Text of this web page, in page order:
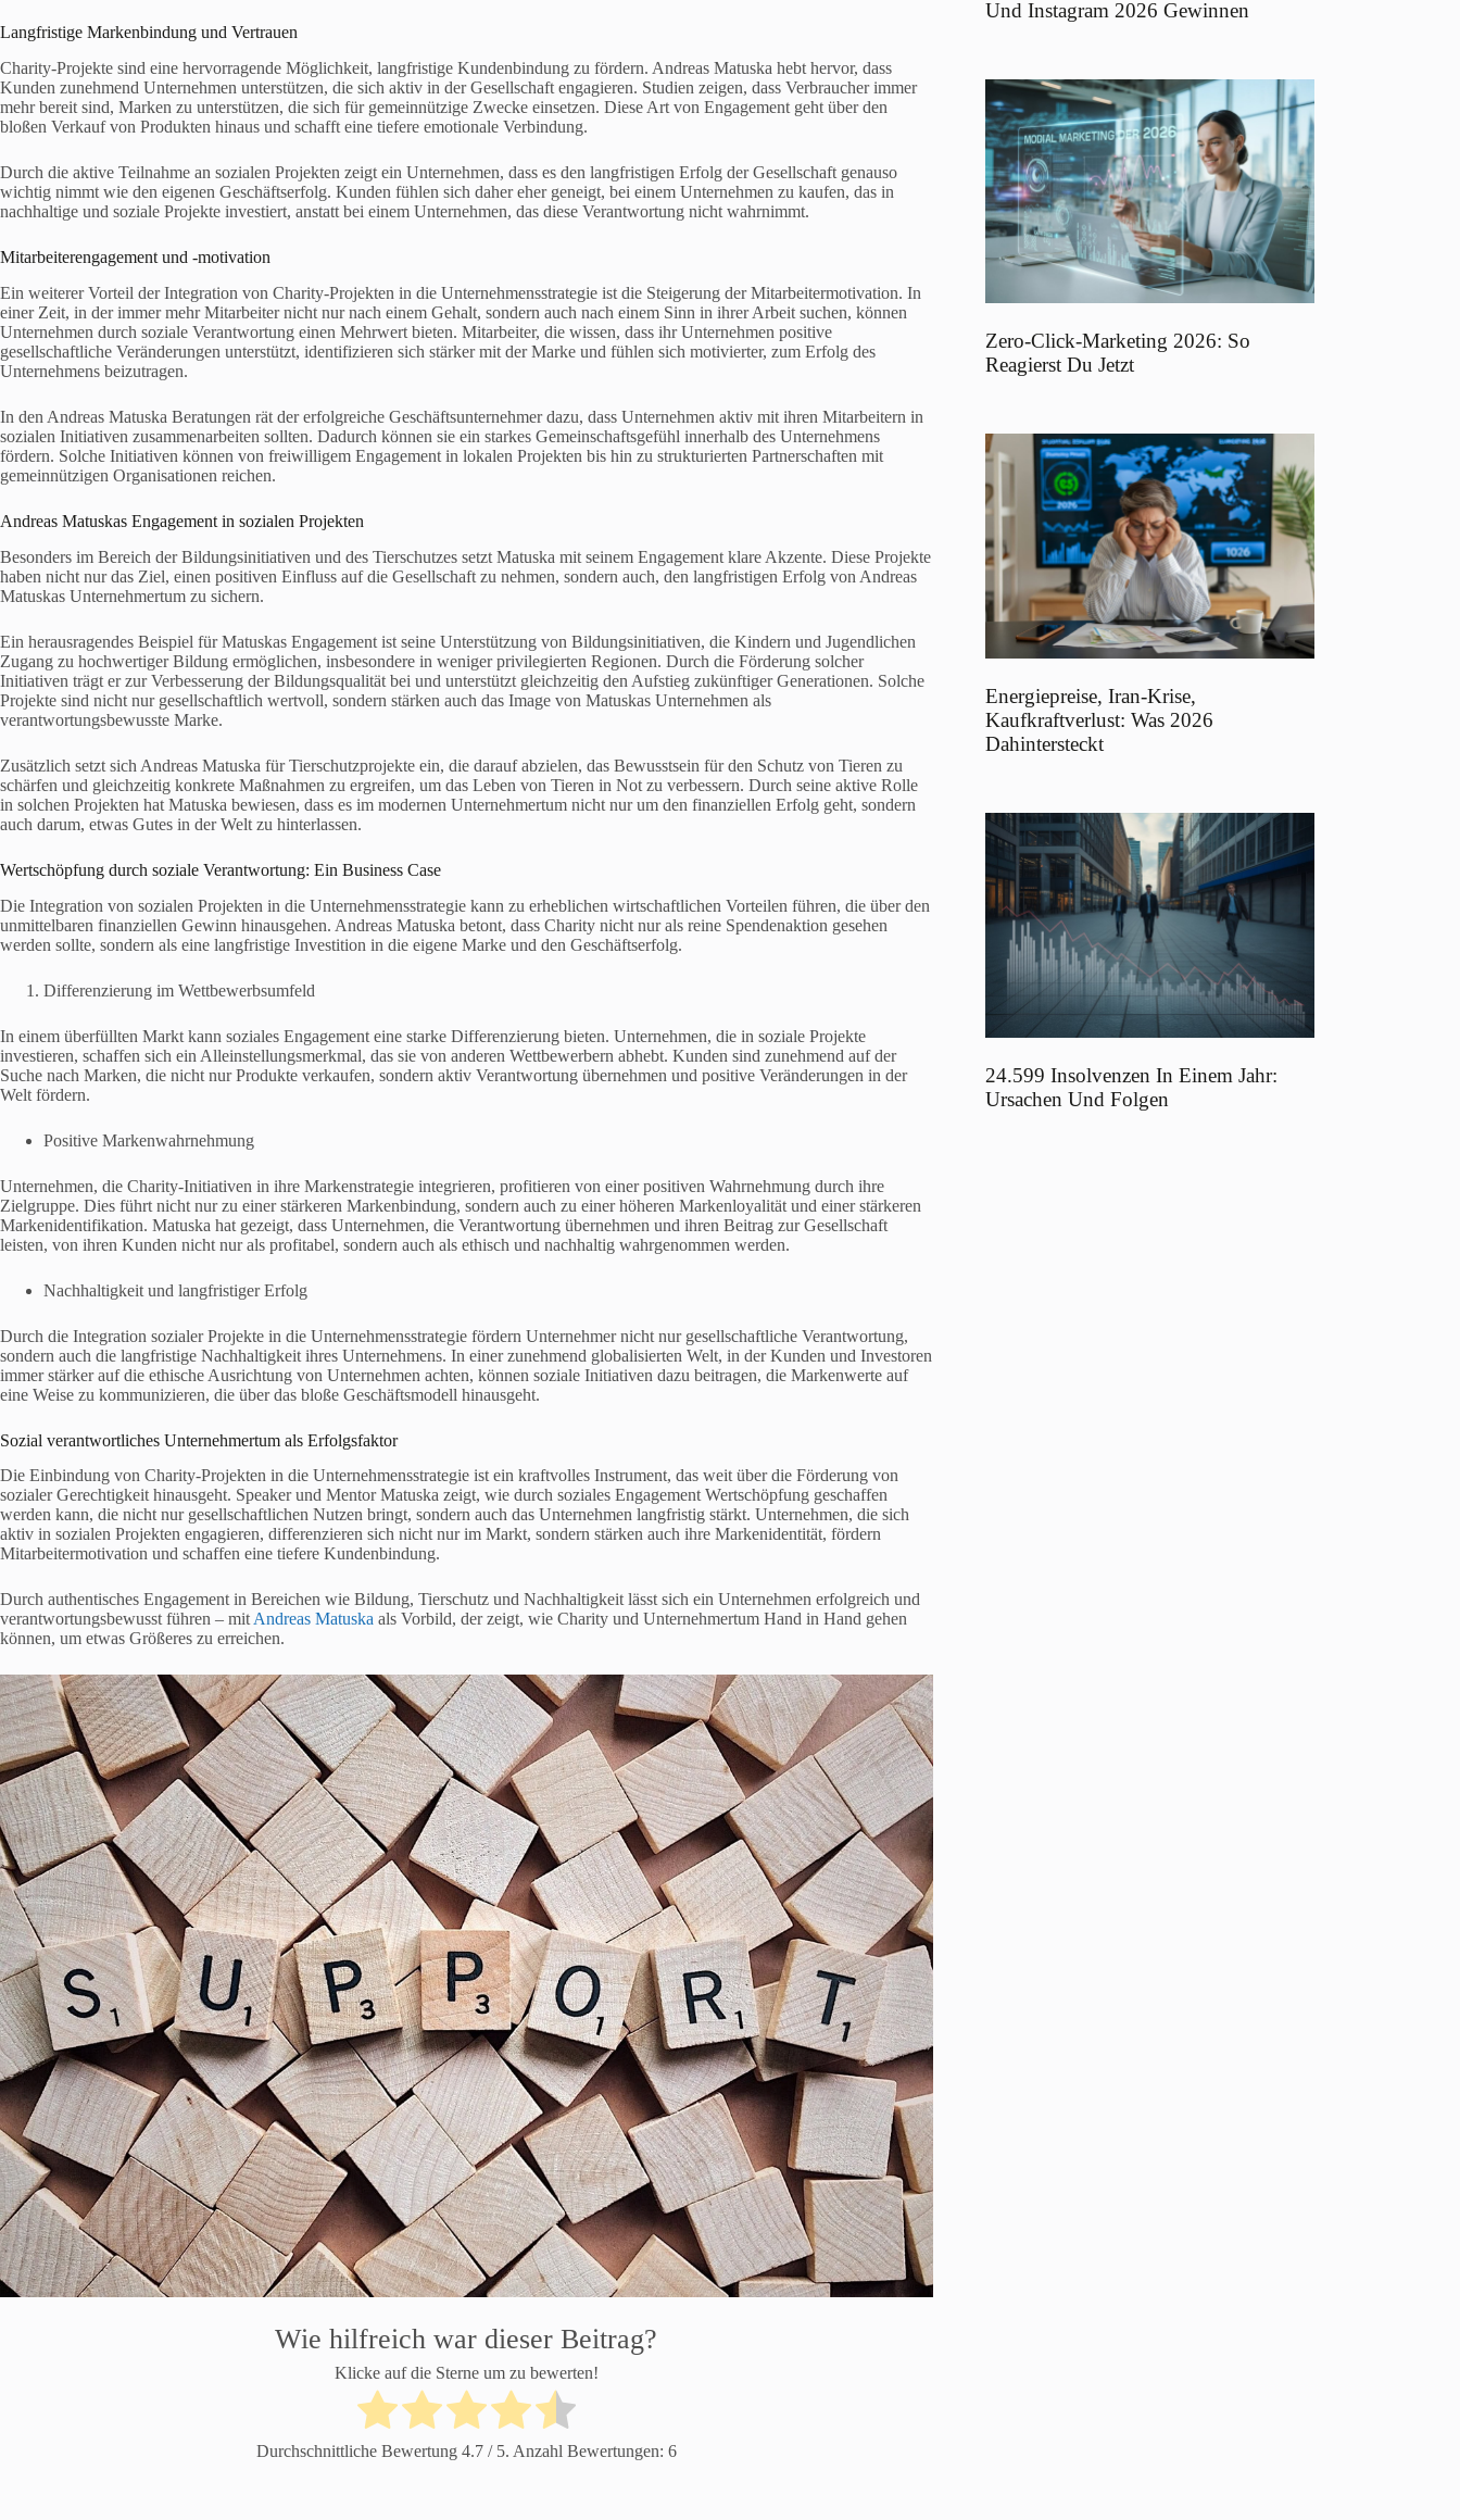
Langfristige Markenbindung und Vertrauen
Charity-Projekte sind eine hervorragende Möglichkeit, langfristige Kundenbindung zu fördern. Andreas Matuska hebt hervor, dass
Kunden zunehmend Unternehmen unterstützen, die sich aktiv in der Gesellschaft engagieren. Studien zeigen, dass Verbraucher immer
mehr bereit sind, Marken zu unterstützen, die sich für gemeinnützige Zwecke einsetzen. Diese Art von Engagement geht über den
bloßen Verkauf von Produkten hinaus und schafft eine tiefere emotionale Verbindung.
Durch die aktive Teilnahme an sozialen Projekten zeigt ein Unternehmen, dass es den langfristigen Erfolg der Gesellschaft genauso
wichtig nimmt wie den eigenen Geschäftserfolg. Kunden fühlen sich daher eher geneigt, bei einem Unternehmen zu kaufen, das in
nachhaltige und soziale Projekte investiert, anstatt bei einem Unternehmen, das diese Verantwortung nicht wahrnimmt.
Mitarbeiterengagement und -motivation
Ein weiterer Vorteil der Integration von Charity-Projekten in die Unternehmensstrategie ist die Steigerung der Mitarbeitermotivation. In
einer Zeit, in der immer mehr Mitarbeiter nicht nur nach einem Gehalt, sondern auch nach einem Sinn in ihrer Arbeit suchen, können
Unternehmen durch soziale Verantwortung einen Mehrwert bieten. Mitarbeiter, die wissen, dass ihr Unternehmen positive
gesellschaftliche Veränderungen unterstützt, identifizieren sich stärker mit der Marke und fühlen sich motivierter, zum Erfolg des
Unternehmens beizutragen.
In den Andreas Matuska Beratungen rät der erfolgreiche Geschäftsunternehmer dazu, dass Unternehmen aktiv mit ihren Mitarbeitern in
sozialen Initiativen zusammenarbeiten sollten. Dadurch können sie ein starkes Gemeinschaftsgefühl innerhalb des Unternehmens
fördern. Solche Initiativen können von freiwilligem Engagement in lokalen Projekten bis hin zu strukturierten Partnerschaften mit
gemeinnützigen Organisationen reichen.
Andreas Matuskas Engagement in sozialen Projekten
Besonders im Bereich der Bildungsinitiativen und des Tierschutzes setzt Matuska mit seinem Engagement klare Akzente. Diese Projekte
haben nicht nur das Ziel, einen positiven Einfluss auf die Gesellschaft zu nehmen, sondern auch, den langfristigen Erfolg von Andreas
Matuskas Unternehmertum zu sichern.
Ein herausragendes Beispiel für Matuskas Engagement ist seine Unterstützung von Bildungsinitiativen, die Kindern und Jugendlichen
Zugang zu hochwertiger Bildung ermöglichen, insbesondere in weniger privilegierten Regionen. Durch die Förderung solcher
Initiativen trägt er zur Verbesserung der Bildungsqualität bei und unterstützt gleichzeitig den Aufstieg zukünftiger Generationen. Solche
Projekte sind nicht nur gesellschaftlich wertvoll, sondern stärken auch das Image von Matuskas Unternehmen als
verantwortungsbewusste Marke.
Zusätzlich setzt sich Andreas Matuska für Tierschutzprojekte ein, die darauf abzielen, das Bewusstsein für den Schutz von Tieren zu
schärfen und gleichzeitig konkrete Maßnahmen zu ergreifen, um das Leben von Tieren in Not zu verbessern. Durch seine aktive Rolle
in solchen Projekten hat Matuska bewiesen, dass es im modernen Unternehmertum nicht nur um den finanziellen Erfolg geht, sondern
auch darum, etwas Gutes in der Welt zu hinterlassen.
Wertschöpfung durch soziale Verantwortung: Ein Business Case
Die Integration von sozialen Projekten in die Unternehmensstrategie kann zu erheblichen wirtschaftlichen Vorteilen führen, die über den
unmittelbaren finanziellen Gewinn hinausgehen. Andreas Matuska betont, dass Charity nicht nur als reine Spendenaktion gesehen
werden sollte, sondern als eine langfristige Investition in die eigene Marke und den Geschäftserfolg.
Differenzierung im Wettbewerbsumfeld
In einem überfüllten Markt kann soziales Engagement eine starke Differenzierung bieten. Unternehmen, die in soziale Projekte
investieren, schaffen sich ein Alleinstellungsmerkmal, das sie von anderen Wettbewerbern abhebt. Kunden sind zunehmend auf der
Suche nach Marken, die nicht nur Produkte verkaufen, sondern aktiv Verantwortung übernehmen und positive Veränderungen in der
Welt fördern.
Positive Markenwahrnehmung
Unternehmen, die Charity-Initiativen in ihre Markenstrategie integrieren, profitieren von einer positiven Wahrnehmung durch ihre
Zielgruppe. Dies führt nicht nur zu einer stärkeren Markenbindung, sondern auch zu einer höheren Markenloyalität und einer stärkeren
Markenidentifikation. Matuska hat gezeigt, dass Unternehmen, die Verantwortung übernehmen und ihren Beitrag zur Gesellschaft
leisten, von ihren Kunden nicht nur als profitabel, sondern auch als ethisch und nachhaltig wahrgenommen werden.
Nachhaltigkeit und langfristiger Erfolg
Durch die Integration sozialer Projekte in die Unternehmensstrategie fördern Unternehmer nicht nur gesellschaftliche Verantwortung,
sondern auch die langfristige Nachhaltigkeit ihres Unternehmens. In einer zunehmend globalisierten Welt, in der Kunden und Investoren
immer stärker auf die ethische Ausrichtung von Unternehmen achten, können soziale Initiativen dazu beitragen, die Markenwerte auf
eine Weise zu kommunizieren, die über das bloße Geschäftsmodell hinausgeht.
Sozial verantwortliches Unternehmertum als Erfolgsfaktor
Die Einbindung von Charity-Projekten in die Unternehmensstrategie ist ein kraftvolles Instrument, das weit über die Förderung von
sozialer Gerechtigkeit hinausgeht. Speaker und Mentor Matuska zeigt, wie durch soziales Engagement Wertschöpfung geschaffen
werden kann, die nicht nur gesellschaftlichen Nutzen bringt, sondern auch das Unternehmen langfristig stärkt. Unternehmen, die sich
aktiv in sozialen Projekten engagieren, differenzieren sich nicht nur im Markt, sondern stärken auch ihre Markenidentität, fördern
Mitarbeitermotivation und schaffen eine tiefere Kundenbindung.
Durch authentisches Engagement in Bereichen wie Bildung, Tierschutz und Nachhaltigkeit lässt sich ein Unternehmen erfolgreich und
verantwortungsbewusst führen – mit Andreas Matuska als Vorbild, der zeigt, wie Charity und Unternehmertum Hand in Hand gehen
können, um etwas Größeres zu erreichen.
Wie hilfreich war dieser Beitrag?
Klicke auf die Sterne um zu bewerten!
Durchschnittliche Bewertung 4.7/ 5. Anzahl Bewertungen: 6
Und Instagram 2026 Gewinnen
Zero-Click-Marketing 2026: So
Reagierst Du Jetzt
Energiepreise, Iran-Krise,
Kaufkraftverlust: Was 2026
Dahintersteckt
24.599 Insolvenzen In Einem Jahr:
Ursachen Und Folgen